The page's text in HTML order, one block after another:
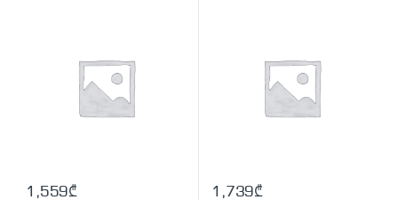
1,559₾ 1,739₾